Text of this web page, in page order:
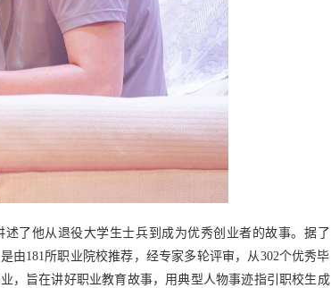
了他从退役大学生士兵到成为优秀创业者的故事。据了
181所职业院校推荐，经专家多轮评审，从302个优秀毕
，旨在讲好职业教育故事，用典型人物事迹指引职校生成